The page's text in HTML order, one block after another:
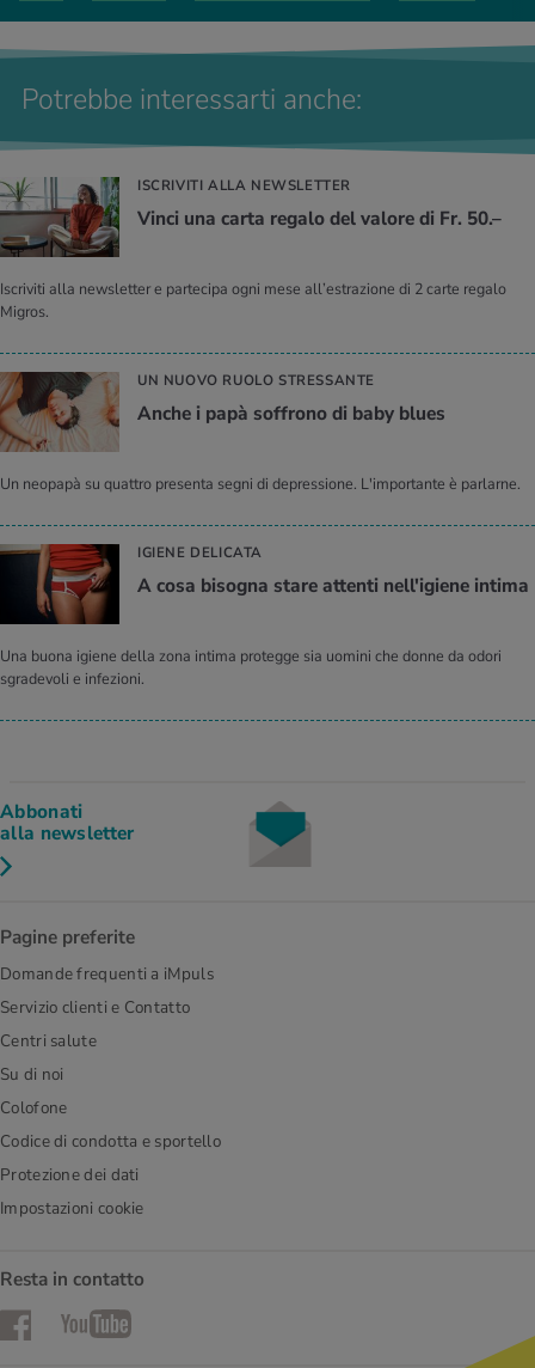
Potrebbe interessarti anche:
ISCRIVITI ALLA NEWSLETTER
Vinci una carta regalo del valore di Fr. 50.–
Iscriviti alla newsletter e partecipa ogni mese all’estrazione di 2 carte regalo
Migros.
UN NUOVO RUOLO STRESSANTE
Anche i papà soffrono di baby blues
Un neopapà su quattro presenta segni di depressione. L'importante è parlarne.
IGIENE DELICATA
A cosa bisogna stare attenti nell'igiene intima
Una buona igiene della zona intima protegge sia uomini che donne da odori
sgradevoli e infezioni.
Abbonati
alla newsletter
Pagine preferite
Domande frequenti a iMpuls
Servizio clienti e Contatto
Centri salute
Su di noi
Colofone
Codice di condotta e sportello
Protezione dei dati
Impostazioni cookie
Resta in contatto
FacebookYouTube